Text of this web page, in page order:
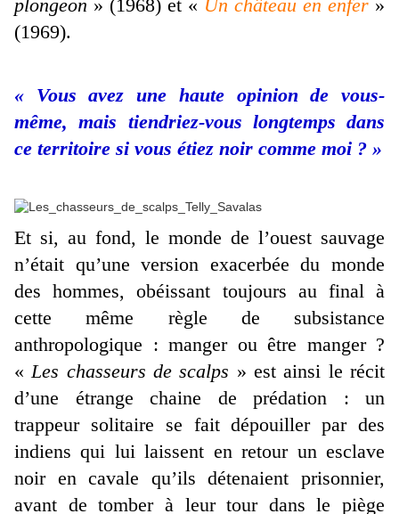
plongeon » (1968) et « Un château en enfer »
(1969).
« Vous avez une haute opinion de vous-
même, mais tiendriez-vous longtemps dans
ce territoire si vous étiez noir comme moi ? »
Et si, au fond, le monde de l’ouest sauvage
n’était qu’une version exacerbée du monde
des hommes, obéissant toujours au final à
cette même règle de subsistance
anthropologique : manger ou être manger ?
«Les chasseurs de scalps » est ainsi le récit
d’une étrange chaine de prédation : un
trappeur solitaire se fait dépouiller par des
indiens qui lui laissent en retour un esclave
noir en cavale qu’ils détenaient prisonnier,
avant de tomber à leur tour dans le piège